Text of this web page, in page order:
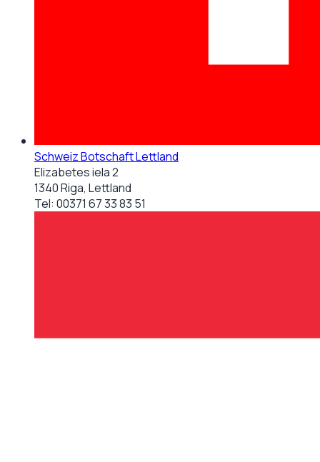
Schweiz Botschaft Lettland
Elizabetes iela 2
1340 Riga, Lettland
Tel: 00371 67 33 83 51